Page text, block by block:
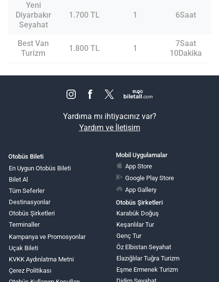
Yeni
Diyarbakır
Seyahat
1.700 TL 1 6Saat
Best Van
Turizm
1.800 TL 1
7Saat
10Dakika
Yardıma mı ihtiyacınız var?
Yardım ve İletişim
Otobüs Bileti
En Uygun Otobüs Bileti
Bilet Al
Tüm Seferler
Destinasyonlar
Otobüs Şirketleri
Terminaller
Kampanya ve Promosyonlar
Uçak Bileti
KVKK Aydınlatma Metni
Çerez Politikası
Mobil Uygulamalar
App Store
Google Play Store
App Gallery
Otobüs Şirketleri
Karabük Doğuş
Keşanlılar Tur
Genç Tur
Öz Elbistan Seyahat
Elazığlılar Tuğra Turizm
Eşme Ermenek Turizm